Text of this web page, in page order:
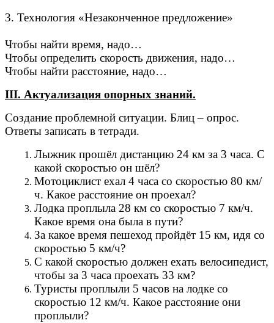
3. Технология «Незаконченное предложение»
Чтобы найти время, надо…
Чтобы определить скорость движения, надо…
Чтобы найти расстояние, надо…
ІІІ. Актуализация опорных знаний.
Создание проблемной ситуации. Блиц – опрос.
Ответы записать в тетради.
Лыжник прошёл дистанцию 24 км за 3 часа. С
какой скоростью он шёл?
Мотоциклист ехал 4 часа со скоростью 80 км/
ч. Какое расстояние он проехал?
Лодка проплыла 28 км со скоростью 7 км/ч.
Какое время она была в пути?
За какое время пешеход пройдёт 15 км, идя со
скоростью 5 км/ч?
С какой скоростью должен ехать велосипедист,
чтобы за 3 часа проехать 33 км?
Туристы проплыли 5 часов на лодке со
скоростью 12 км/ч. Какое расстояние они
проплыли?